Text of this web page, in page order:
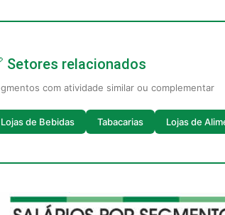
Setores relacionados
com atividade similar ou complementar
Lojas de Bebidas Tabacarias Lojas de